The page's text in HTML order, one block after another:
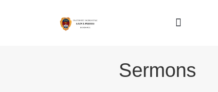
Sermons